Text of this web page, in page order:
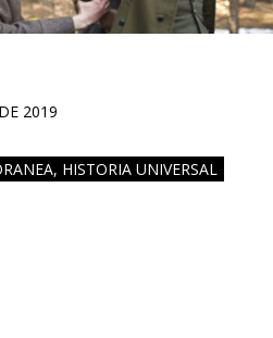
2019
, HISTORIA UNIVERSAL